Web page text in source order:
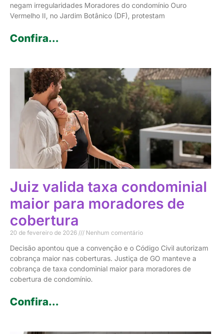
negam irregularidades Moradores do condomínio Ouro
Vermelho II, no Jardim Botânico (DF), protestam
Confira...
Juiz valida taxa condominial
maior para moradores de
cobertura
20 de fevereiro de 2026 Nenhum comentário
Decisão apontou que a convenção e o Código Civil autorizam
cobrança maior nas coberturas. Justiça de GO manteve a
cobrança de taxa condominial maior para moradores de
cobertura de condomínio.
Confira...